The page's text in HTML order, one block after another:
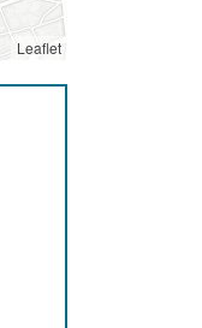
Leaflet